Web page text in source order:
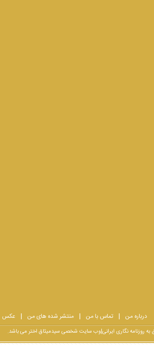
درباره من تماس با من منتشر شده های من عکس
روزنامه نگاری ایرانی|وب سایت شخصی سیدمیثاق اختر می باشد.